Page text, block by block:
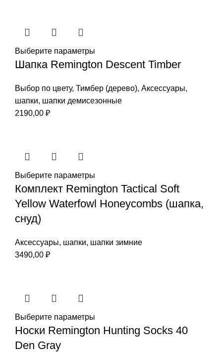
Выберите параметры
Шапка Remington Descent Timber
Выбор по цвету, Тимбер (дерево), Аксессуары,
шапки, шапки демисезонные
2190,00 ₽
Выберите параметры
Комплект Remington Tactical Soft
Yellow Waterfowl Honeycombs (шапка,
снуд)
Аксессуары, шапки, шапки зимние
3490,00 ₽
Выберите параметры
Носки Remington Hunting Socks 40
Den Gray